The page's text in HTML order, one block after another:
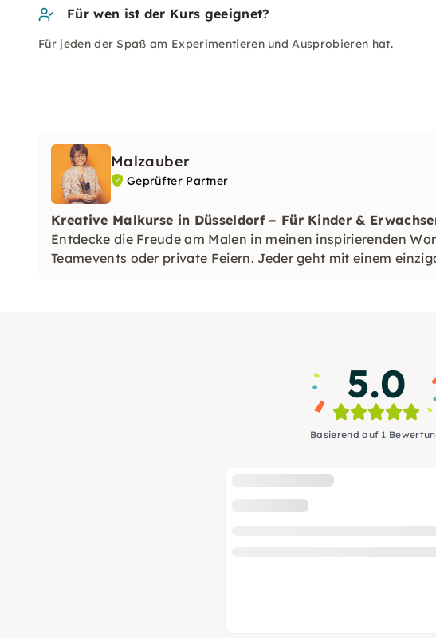
Für wen ist der Kurs geeignet?
Für jeden der Spaß am Experimentieren und Ausprobieren hat.
Malzauber
Geprüfter Partner
Kreative Malkurse in Düsseldorf – Für Kinder &
Entdecke die Freude am Malen in meinen inspirierenden
Teamevents oder private Feiern. Jeder geht mit einem
5.0
Basierend auf 1